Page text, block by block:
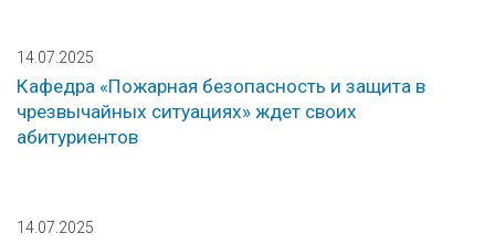
14.07.2025
Кафедра «Пожарная безопасность и защита в
чрезвычайных ситуациях» ждет своих
абитуриентов
14.07.2025